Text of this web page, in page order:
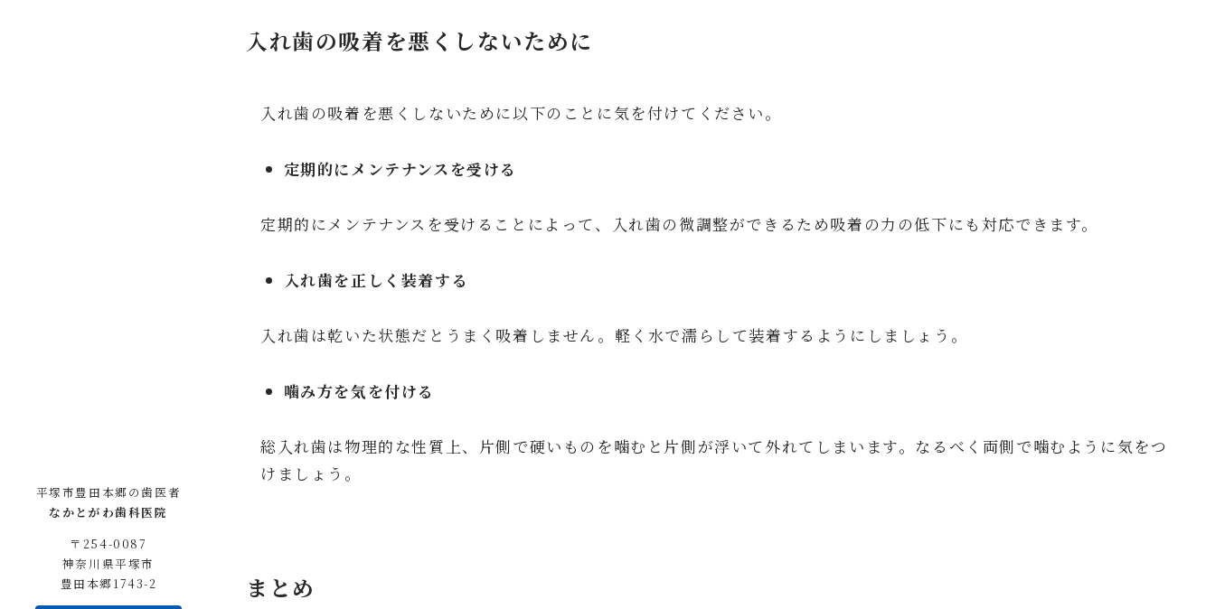
入れ歯の吸着を悪くしないために
入れ歯の吸着を悪くしないために以下のことに気を付けてください。
定期的にメンテナンスを受ける
定期的にメンテナンスを受けることによって、入れ歯の微調整ができるため吸着の力の低下にも対応できます。
入れ歯を正しく装着する
入れ歯は乾いた状態だとうまく吸着しません。軽く水で濡らして装着するようにしましょう。
噛み方を気を付ける
総入れ歯は物理的な性質上、片側で硬いものを噛むと片側が浮いて外れてしまいます。なるべく両側で噛むように気をつ
けましょう。
まとめ
平塚市豊田本郷の歯医者
なかとがわ歯科医院
〒254-0087
神奈川県平塚市
豊田本郷1743-2